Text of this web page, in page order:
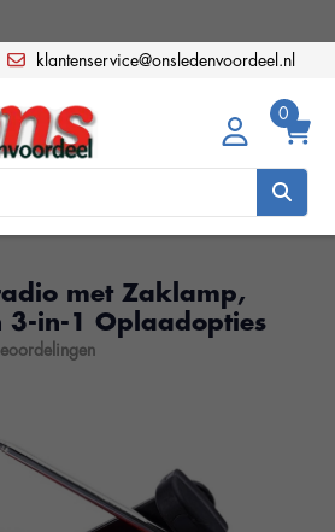
klantenservice@onsledenvoordeel.nl
met Zaklamp,
3-in-1 Oplaadopties
is0van de 5
Items